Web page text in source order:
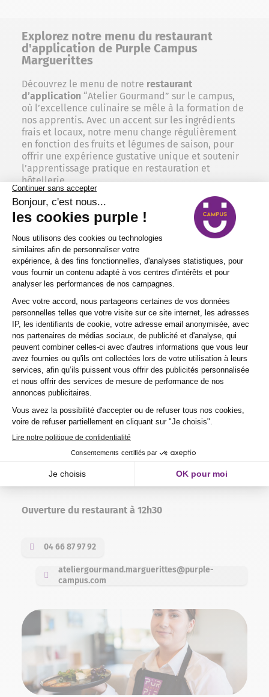
Explorez notre menu du restaurant
d'application de Purple Campus
Marguerittes
Découvrez le menu de notre restaurant
d’application “Atelier Gourmand” sur le campus,
où l’excellence culinaire se mêle à la formation de
nos apprentis. Avec un accent sur les ingrédients
frais et locaux, notre menu change régulièrement
en fonction des fruits et légumes de saison, pour
offrir une expérience gustative unique et soutenir
l’apprentissage pratique en restauration et
hôtellerie.
Profitez d’une cuisine de qualité dans un cadre
convivial, et soutenez le talent de demain !
MENUS DE MARS À MAI 2026
(NOUVELLE FENÊTRE)
Réservez une table à l'Atelier gourmand
de Purple Campus Marguerittes
La table de l’apprenti est le lieu où la passion
rencontre le savoir-faire. Un endroit où chaque
repas devient une histoire, où les saveurs et les
techniques se fusionnent pour créer des plats
inoubliables. Les places y étant limitées pour
garantir une expérience intimiste, il est primordial
de réserver à l’avance. Qu’il s’agisse d’un dîner en
amoureux, d’un déjeuner d’affaires ou d’une
célébration spéciale, nous sommes là pour vous
garantir un instant hors du temps. Pour assurer
votre place parmi nous, contactez-nous par
l’Atelier Gourmand et laissez-nous éveiller vos
papilles comme jamais auparavant.
Ouverture du restaurant à 12h30
04 66 87 97 92
ateliergourmand.marguerittes@purple-
campus.com